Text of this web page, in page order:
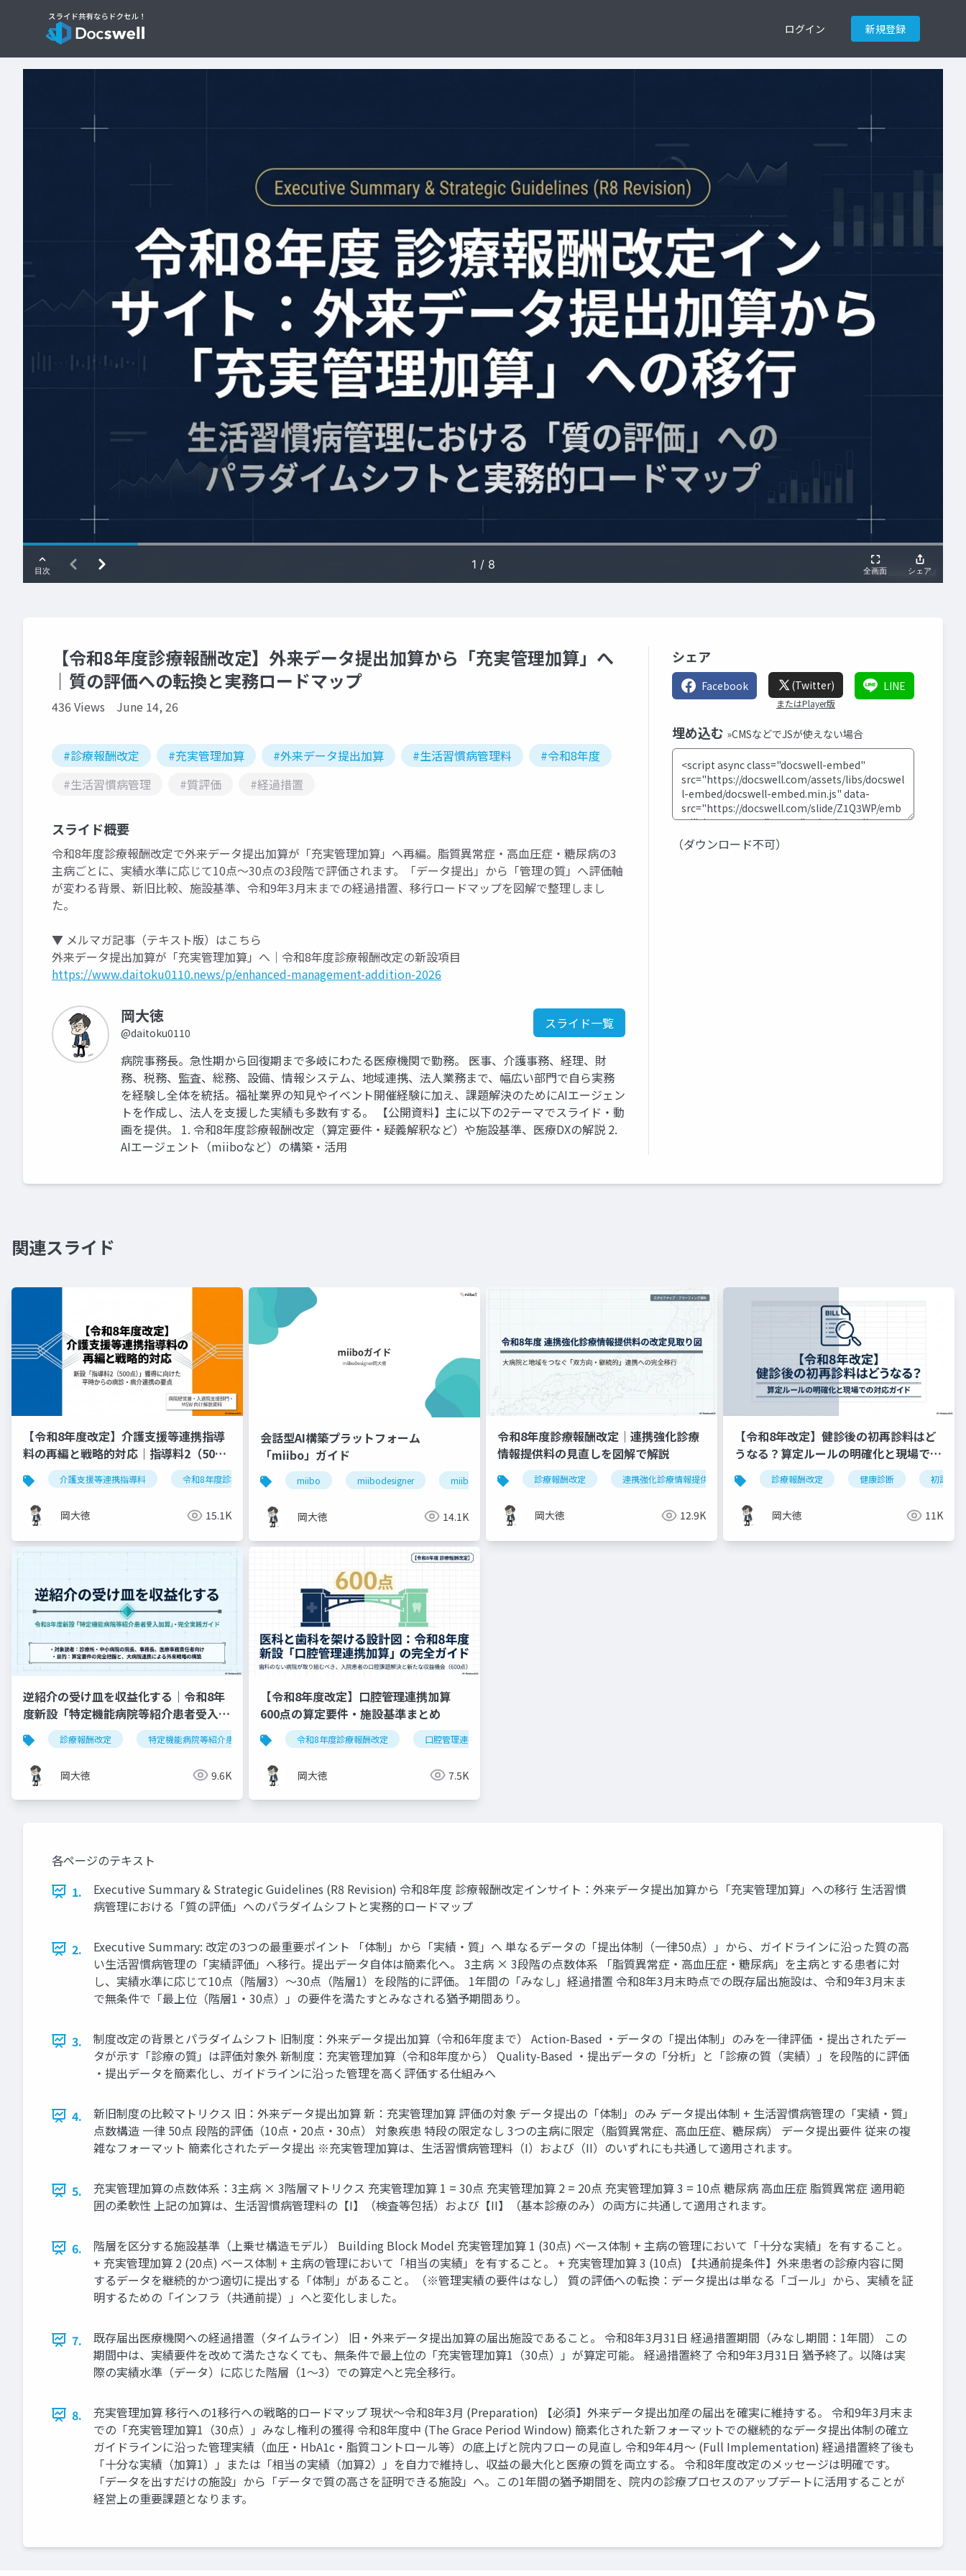
ログイン 新規登録
【令和8年度診療報酬改定】外来データ提出加算から「充実管理加算」へ
｜質の評価への転換と実務ロードマップ
436 Views June 14, 26
#診療報酬改定 #充実管理加算 #外来データ提出加算 #生活習慣病管理料
#令和8年度
#生活習慣病管理
#質評価 #経過措置
スライド概要
令和8年度診療報酬改定で外来データ提出加算が「充実管理加算」へ再編。脂質異常症・高血圧症・糖尿病の3
主病ごとに、実績水準に応じて10点〜30点の3段階で評価されます。「データ提出」から「管理の質」へ評価軸
が変わる背景、新旧比較、施設基準、令和9年3月末までの経過措置、移行ロードマップを図解で整理しまし
た。
▼ メルマガ記事（テキスト版）はこちら
外来データ提出加算が「充実管理加算」へ｜令和8年度診療報酬改定の新設項目
https://www.daitoku0110.news/p/enhanced-management-addition-2026
岡大徳
@daitoku0110
スライド一覧
病院事務長。急性期から回復期まで多岐にわたる医療機関で勤務。 医事、介護事務、経理、財
務、税務、監査、総務、設備、情報システム、地域連携、法人業務まで、幅広い部門で自ら実務
を経験し全体を統括。福祉業界の知見やイベント開催経験に加え、課題解決のためにAIエージェン
トを作成し、法人を支援した実績も多数有する。 【公開資料】主に以下の2テーマでスライド・動
画を提供。 1. 令和8年度診療報酬改定（算定要件・疑義解釈など）や施設基準、医療DXの解説 2.
AIエージェント（miiboなど）の構築・活用
シェア
Facebook (Twitter)
またはPlayer版
LINE
埋め込む »CMSなどでJSが使えない場合
（ダウンロード不可）
関連スライド
【令和8年度改定】介護支援等連携指導
料の再編と戦略的対応｜指導料2（500
点）の要件整理
介護支援等連携指導料 令和8年度診療報酬改定 入退院支援 ケアマネジャー連携 医療介護連携
岡大徳 15.1K
会話型AI構築プラットフォーム
「miibo」ガイド
miibo miibodesigner miiboガイド miiboマニュアル
岡大徳 14.1K
令和8年度診療報酬改定｜連携強化診療
情報提供料の見直しを図解で解説
診療報酬改定 連携強化診療情報提供料 令和8年度 外来機能分化 かかりつけ
岡大徳 12.9K
【令和8年改定】健診後の初再診料はど
うなる？算定ルールの明確化と現場での
対応ガイド診療報酬改定 健康診断 初診料
岡大徳 11K
逆紹介の受け皿を収益化する｜令和8年
度新設「特定機能病院等紹介患者受入加
算」完全実践ガイド
診療報酬改定 特定機能病院等紹介患者受入加算 逆紹介 外来機能分化 クリニック経営
岡大徳 9.6K
【令和8年度改定】口腔管理連携加算
600点の算定要件・施設基準まとめ
令和8年度診療報酬改定 口腔管理連携加算
岡大徳 7.5K
各ページのテキスト
1.
Executive Summary & Strategic Guidelines (R8 Revision) 令和8年度 診療報酬改定インサイト：外来データ提出加算から「充実管理加算」への移行 生活習慣
病管理における「質の評価」へのパラダイムシフトと実務的ロードマップ
2.
Executive Summary: 改定の3つの最重要ポイント 「体制」から「実績・質」へ 単なるデータの「提出体制（一律50点）」から、ガイドラインに沿った質の高
い生活習慣病管理の「実績評価」へ移行。提出データ自体は簡素化へ。 3主病 × 3段階の点数体系 「脂質異常症・高血圧症・糖尿病」を主病とする患者に対
し、実績水準に応じて10点（階層3）～30点（階層1）を段階的に評価。 1年間の「みなし」経過措置 令和8年3月末時点での既存届出施設は、令和9年3月末ま
で無条件で「最上位（階層1・30点）」の要件を満たすとみなされる猶予期間あり。
3.
制度改定の背景とパラダイムシフト 旧制度：外来データ提出加算（令和6年度まで） Action-Based ・データの「提出体制」のみを一律評価 ・提出されたデー
タが示す「診療の質」は評価対象外 新制度：充実管理加算（令和8年度から） Quality-Based ・提出データの「分析」と「診療の質（実績）」を段階的に評価
・提出データを簡素化し、ガイドラインに沿った管理を高く評価する仕組みへ
4.
新旧制度の比較マトリクス 旧：外来データ提出加算 新：充実管理加算 評価の対象 データ提出の「体制」のみ データ提出体制 + 生活習慣病管理の「実績・質」
点数構造 一律 50点 段階的評価（10点・20点・30点） 対象疾患 特段の限定なし 3つの主病に限定（脂質異常症、高血圧症、糖尿病） データ提出要件 従来の複
雑なフォーマット 簡素化されたデータ提出 ※充実管理加算は、生活習慣病管理料（I）および（II）のいずれにも共通して適用されます。
5.
充実管理加算の点数体系：3主病 × 3階層マトリクス 充実管理加算 1 = 30点 充実管理加算 2 = 20点 充実管理加算 3 = 10点 糖尿病 高血圧症 脂質異常症 適用範
囲の柔軟性 上記の加算は、生活習慣病管理料の【I】（検査等包括）および【II】（基本診療のみ）の両方に共通して適用されます。
6.
階層を区分する施設基準（上乗せ構造モデル） Building Block Model 充実管理加算 1 (30点) ベース体制 + 主病の管理において「十分な実績」を有すること。
+ 充実管理加算 2 (20点) ベース体制 + 主病の管理において「相当の実績」を有すること。 + 充実管理加算 3 (10点) 【共通前提条件】外来患者の診療内容に関
するデータを継続的かつ適切に提出する「体制」があること。（※管理実績の要件はなし） 質の評価への転換：データ提出は単なる「ゴール」から、実績を証
明するための「インフラ（共通前提）」へと変化しました。
7.
既存届出医療機関への経過措置（タイムライン） 旧・外来データ提出加算の届出施設であること。 令和8年3月31日 経過措置期間（みなし期間：1年間） この
期間中は、実績要件を改めて満たさなくても、無条件で最上位の「充実管理加算1（30点）」が算定可能。 経過措置終了 令和9年3月31日 猶予終了。以降は実
際の実績水準（データ）に応じた階層（1～3）での算定へと完全移行。
8.
充実管理加算 移行への1移行への戦略的ロードマップ 現状～令和8年3月 (Preparation) 【必須】外来データ提出加産の届出を確実に維持する。 令和9年3月末ま
での「充実管理加算1（30点）」みなし権利の獲得 令和8年度中 (The Grace Period Window) 簡素化された新フォーマットでの継続的なデータ提出体制の確立
ガイドラインに沿った管理実績（血圧・HbA1c・脂質コントロール等）の底上げと院内フローの見直し 令和9年4月～ (Full Implementation) 経過措置終了後も
「十分な実績（加算1）」または「相当の実績（加算2）」を自力で維持し、収益の最大化と医療の質を両立する。 令和8年度改定のメッセージは明確です。
「データを出すだけの施設」から「データで質の高さを証明できる施設」へ。この1年間の猶予期間を、院内の診療プロセスのアップデートに活用することが
経営上の重要課題となります。